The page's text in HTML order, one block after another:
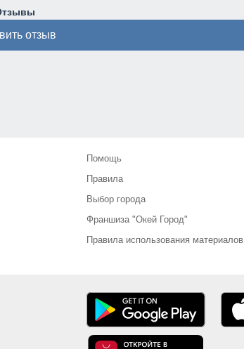
отзыв
Помощь
Правила
Выбор города
Франшиза "Окей Город"
Правила использования материалов